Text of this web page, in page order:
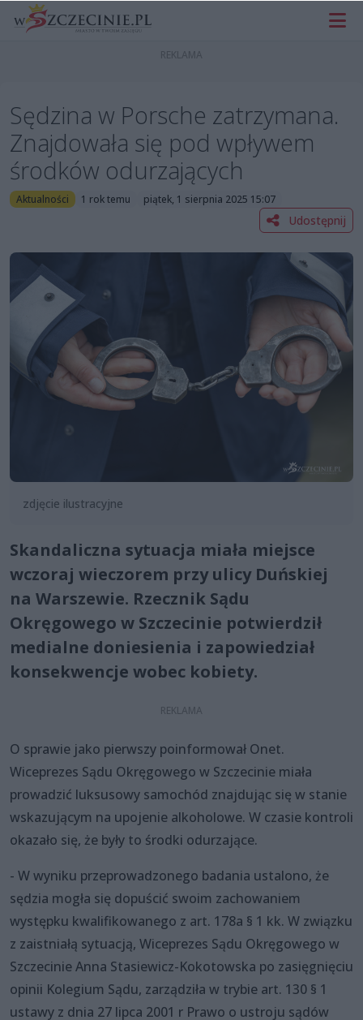
Sędzina w Porsche zatrzymana.
Znajdowała się pod wpływem
środków odurzających
Aktualności 1 rok temu piątek, 1 sierpnia 2025 15:07
Udostępnij
zdjęcie ilustracyjne
Skandaliczna sytuacja miała miejsce
wczoraj wieczorem przy ulicy Duńskiej
na Warszewie. Rzecznik Sądu
Okręgowego w Szczecinie potwierdził
medialne doniesienia i zapowiedział
konsekwencje wobec kobiety.
O sprawie jako pierwszy poinformował Onet.
Wiceprezes Sądu Okręgowego w Szczecinie miała
prowadzić luksusowy samochód znajdując się w stanie
wskazującym na upojenie alkoholowe. W czasie kontroli
okazało się, że były to środki odurzające.
- W wyniku przeprowadzonego badania ustalono, że
sędzia mogła się dopuścić swoim zachowaniem
występku kwalifikowanego z art. 178a § 1 kk. W związku
z zaistniałą sytuacją, Wiceprezes Sądu Okręgowego w
Szczecinie Anna Stasiewicz-Kokotowska po zasięgnięciu
opinii Kolegium Sądu, zarządziła w trybie art. 130 § 1
ustawy z dnia 27 lipca 2001 r Prawo o ustroju sądów